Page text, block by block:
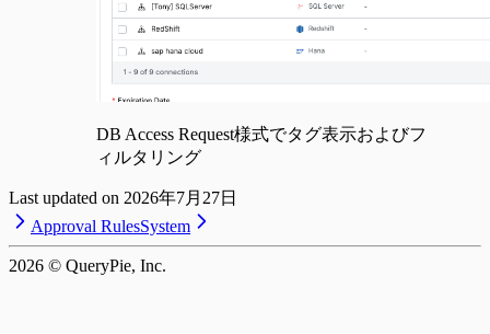
DB Access Request様式でタグ表示およびフ
ィルタリング
Last updated on 2026年7月27日
Approval RulesSystem
2026 © QueryPie, Inc.